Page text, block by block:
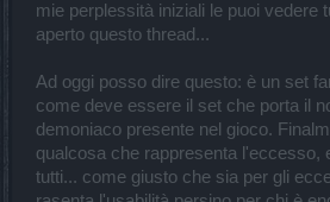
mie perplessità iniziali le puoi vedere
aperto questo thread...
Ad oggi posso dire questo: è un set
come deve essere il set che porta il
demoniaco presente nel gioco.
qualcosa che rappresenta l'eccesso,
tutti... come giusto che sia per gli